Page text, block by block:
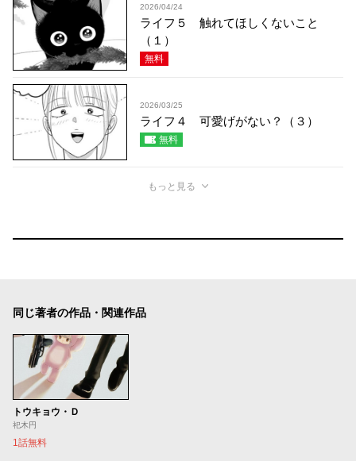
2026/04/24
ライフ５ 触れてほしくないこと
（１）
無料
2026/03/25
ライフ４ 可愛げがない？（３）
無料
もっと見る
同じ著者の作品・関連作品
トウキョウ・Ｄ
祀木円
1話無料